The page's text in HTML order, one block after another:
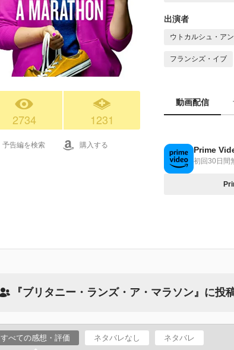
2734 1231
予告編を検索 購入する
出演者
ウトカルシュ・ア
フランシズ・イブ
動画配信
Prime
初回30日間
『ブリタニー・ランズ・ア・マラソン』に投
すべての感想・評価 ネタバレなし ネタバレ